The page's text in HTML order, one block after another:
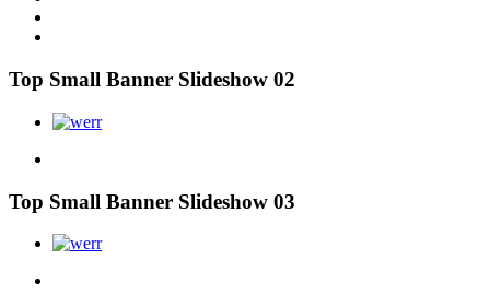
Top Small Banner Slideshow 02
Top Small Banner Slideshow 03